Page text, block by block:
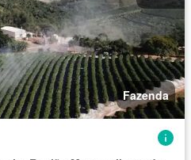
Fazenda